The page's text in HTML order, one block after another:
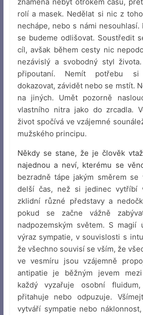
rolí a masek. Nedělat si nic z
nechápe, nebo s námi
se budeme odlišovat. Soustředit
cíl, avšak během cesty nic
nezávislý a svobodný styl
připoutaní. Nemít potřebu
dokazovat, závidět nebo se mstít.
na jiných. Umět pozorně
vlastního nitra jako do zrcadla.
život spočívá ve vzájemné
mužského principu.
Někdy se stane, že je člověk
najednou a neví, kterému se
bezradně tápe jakým směrem se
delší čas, než si jedinec vytříbí
zklidní různé představy a
pokud se začne vážně
nadpozemským světem. S magií
výraz sympatie, v souvislosti s
že všechno souvisí se vším, že
ve vesmíru jsou vzájemně
antipatie je běžným jevem
každý vyzařuje osobní
přitahuje nebo odpuzuje.
vytváří sympatie nebo